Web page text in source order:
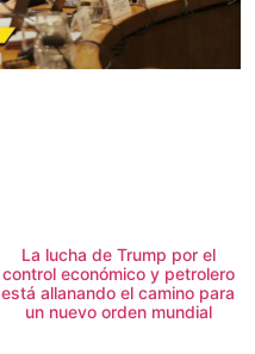
La lucha de Trump por el
control económico y petrolero
está allanando el camino para
un nuevo orden mundial